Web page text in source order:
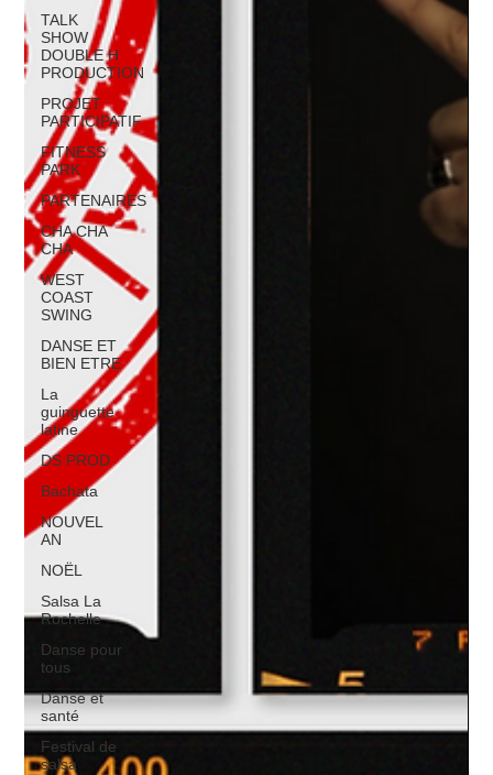
TALK
SHOW
DOUBLE H
PRODUCTION
PROJET
PARTICIPATIF
FITNESS
PARK
PARTENAIRES
CHA CHA
CHA
WEST
COAST
SWING
DANSE ET
BIEN ETRE
La
guinguette
latine
DS PROD
Bachata
NOUVEL
AN
NOËL
Salsa La
Rochelle
Danse pour
tous
Danse et
santé
Festival de
salsa